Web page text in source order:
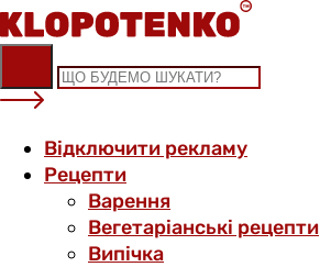
Skip
to
content
Відключити рекламу
Рецепти
Варення
Вегетаріанські рецепти
Випічка